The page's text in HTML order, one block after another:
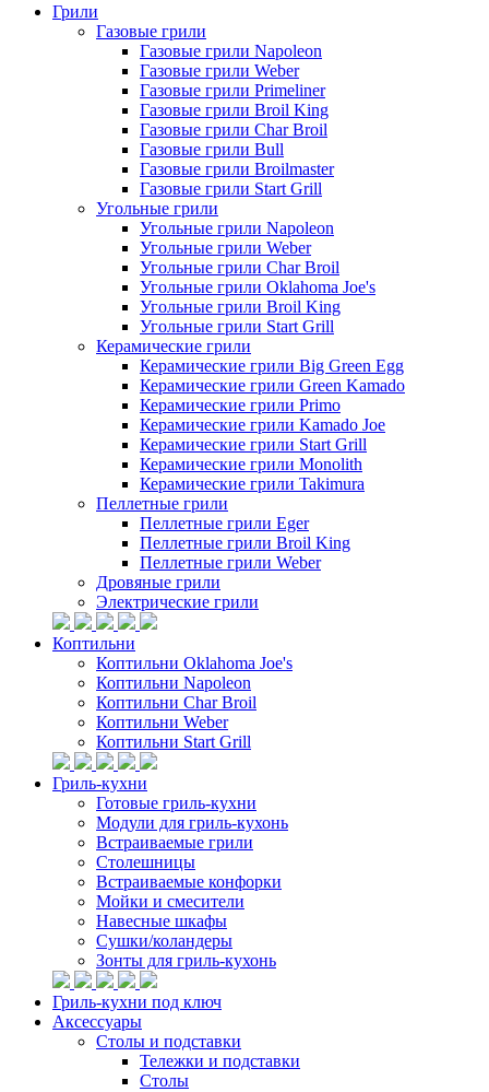
Грили
Газовые грили
Газовые грили Napoleon
Газовые грили Weber
Газовые грили Primeliner
Газовые грили Broil King
Газовые грили Char Broil
Газовые грили Bull
Газовые грили Broilmaster
Газовые грили Start Grill
Угольные грили
Угольные грили Napoleon
Угольные грили Weber
Угольные грили Char Broil
Угольные грили Oklahoma Joe's
Угольные грили Broil King
Угольные грили Start Grill
Керамические грили
Керамические грили Big Green Egg
Керамические грили Green Kamado
Керамические грили Primo
Керамические грили Kamado Joe
Керамические грили Start Grill
Керамические грили Monolith
Керамические грили Takimura
Пеллетные грили
Пеллетные грили Eger
Пеллетные грили Broil King
Пеллетные грили Weber
Дровяные грили
Электрические грили
Коптильни
Коптильни Oklahoma Joe's
Коптильни Napoleon
Коптильни Char Broil
Коптильни Weber
Коптильни Start Grill
Гриль-кухни
Готовые гриль-кухни
Модули для гриль-кухонь
Встраиваемые грили
Столешницы
Встраиваемые конфорки
Мойки и смесители
Навесные шкафы
Сушки/коландеры
Зонты для гриль-кухонь
Гриль-кухни под ключ
Аксессуары
Столы и подставки
Тележки и подставки
Столы